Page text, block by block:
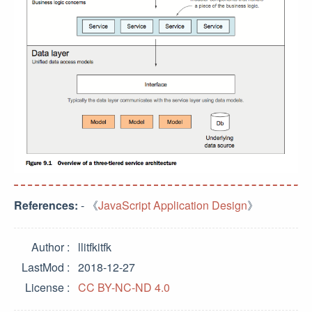
References: - 《JavaScript Application Design》
Author
llitfkitfk
LastMod
2018-12-27
License
CC BY-NC-ND 4.0